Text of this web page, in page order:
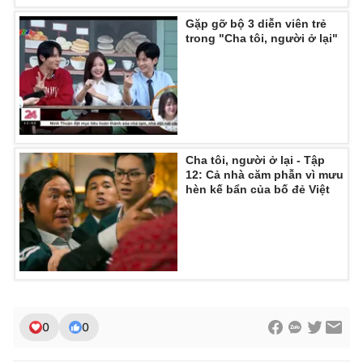
Gặp gỡ bộ 3 diễn viên trẻ
trong "Cha tôi, người ở lại"
Cha tôi, người ở lại - Tập
12: Cả nhà căm phẫn vì mưu
hèn kế bẩn của bố đẻ Việt
0 0